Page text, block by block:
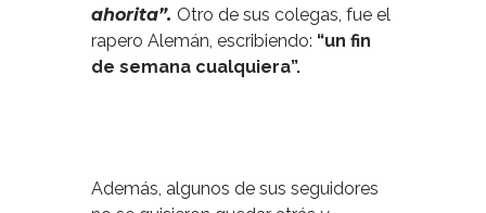
ahorita”. Otro de sus colegas, fue el
rapero Alemán, escribiendo: “un fin
de semana cualquiera”.
Además, algunos de sus seguidores